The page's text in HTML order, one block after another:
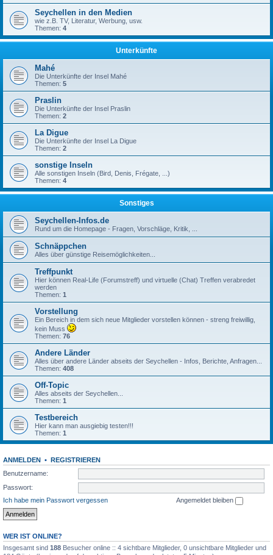
Seychellen in den Medien
wie z.B. TV, Literatur, Werbung, usw.
Themen: 4
Unterkünfte
Mahé
Die Unterkünfte der Insel Mahé
Themen: 5
Praslin
Die Unterkünfte der Insel Praslin
Themen: 2
La Digue
Die Unterkünfte der Insel La Digue
Themen: 2
sonstige Inseln
Alle sonstigen Inseln (Bird, Denis, Frégate, ...)
Themen: 4
Sonstiges
Seychellen-Infos.de
Rund um die Homepage - Fragen, Vorschläge, Kritik, ...
Schnäppchen
Alles über günstige Reisemöglichkeiten...
Treffpunkt
Hier können Real-Life (Forumstreff) und virtuelle (Chat) Treffen verabredet
werden
Themen: 1
Vorstellung
Ein Bereich in dem sich neue Mitglieder vorstellen können - streng freiwillig,
kein Muss
Themen: 76
Andere Länder
Alles über andere Länder abseits der Seychellen - Infos, Berichte, Anfragen...
Themen: 408
Off-Topic
Alles abseits der Seychellen...
Themen: 1
Testbereich
Hier kann man ausgiebig testen!!!
Themen: 1
ANMELDEN • REGISTRIEREN
Benutzername:
Passwort:
Ich habe mein Passwort vergessen
Angemeldet bleiben
WER IST ONLINE?
Insgesamt sind 188 Besucher online :: 4 sichtbare Mitglieder, 0 unsichtbare Mitglieder und